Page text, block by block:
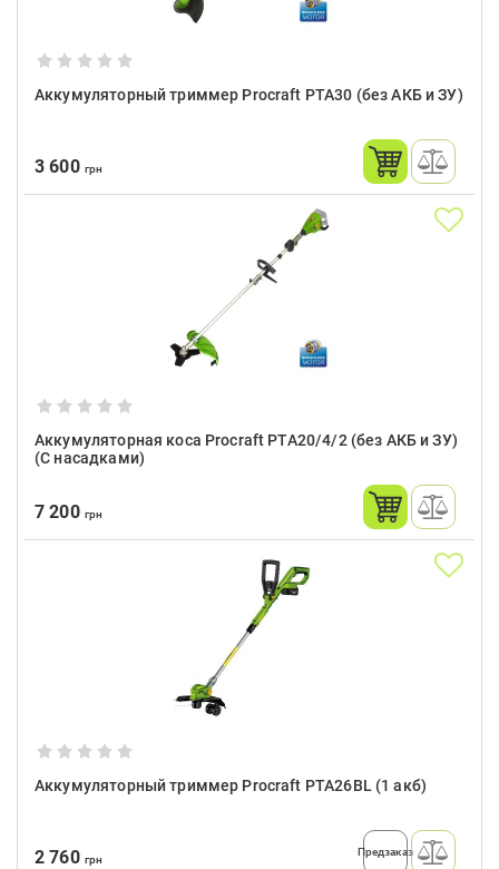
Аккумуляторный триммер Procraft PTA30 (без АКБ и ЗУ)
3 600 грн
Аккумуляторная коса Procraft PTA20/4/2 (без АКБ и ЗУ)
(С насадками)
7 200 грн
Аккумуляторный триммер Procraft PTA26BL (1 акб)
2 760 грн
Предзаказ